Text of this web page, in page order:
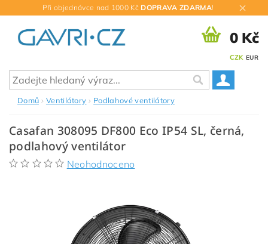
Při objednávce nad 1000 Kč DOPRAVA ZDARMA!
CZK EUR
0 Kč
Domů Ventilátory Podlahové ventilátory
Casafan 308095 DF800 Eco IP54 SL, černá,
podlahový ventilátor
Neohodnoceno